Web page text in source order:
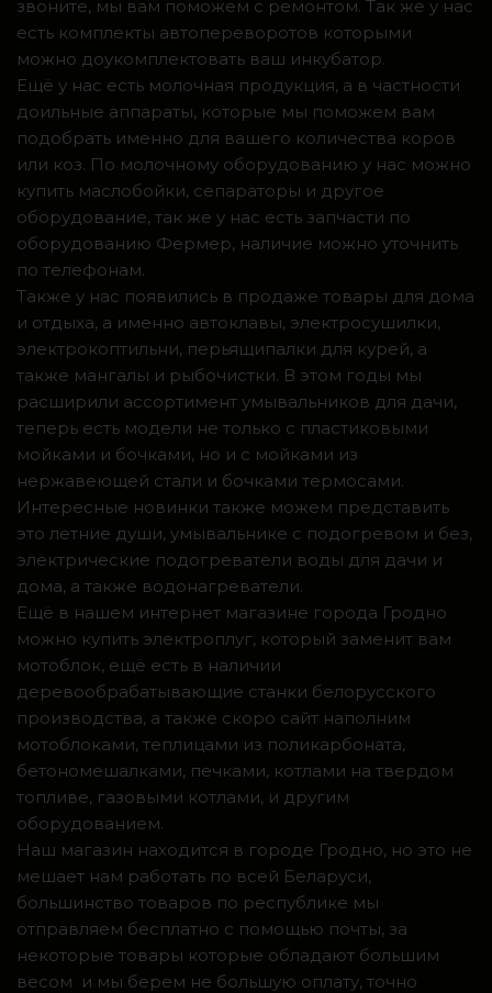
звоните, мы вам поможем с ремонтом. Так же у нас
есть комплекты автопереворотов которыми
можно доукомплектовать ваш инкубатор.
Ещё у нас есть молочная продукция, а в частности
доильные аппараты, которые мы поможем вам
подобрать именно для вашего количества коров
или коз. По молочному оборудованию у нас можно
купить маслобойки, сепараторы и другое
оборудование, так же у нас есть запчасти по
оборудованию Фермер, наличие можно уточнить
по телефонам.
Также у нас появились в продаже товары для дома
и отдыха, а именно автоклавы, электросушилки,
электрокоптильни, перьящипалки для курей, а
также мангалы и рыбочистки. В этом годы мы
расширили ассортимент умывальников для дачи,
теперь есть модели не только с пластиковыми
мойками и бочками, но и с мойками из
нержавеющей стали и бочками термосами.
Интересные новинки также можем представить
это летние души, умывальнике с подогревом и без,
электрические подогреватели воды для дачи и
дома, а также водонагреватели.
Ещё в нашем интернет магазине города Гродно
можно купить электроплуг, который заменит вам
мотоблок, ещё есть в наличии
деревообрабатывающие станки белорусского
производства, а также скоро сайт наполним
мотоблоками, теплицами из поликарбоната,
бетономешалками, печками, котлами на твердом
топливе, газовыми котлами, и другим
оборудованием.
Наш магазин находится в городе Гродно, но это не
мешает нам работать по всей Беларуси,
большинство товаров по республике мы
отправляем бесплатно с помощью почты, за
некоторые товары которые обладают большим
весом и мы берем не большую оплату, точно